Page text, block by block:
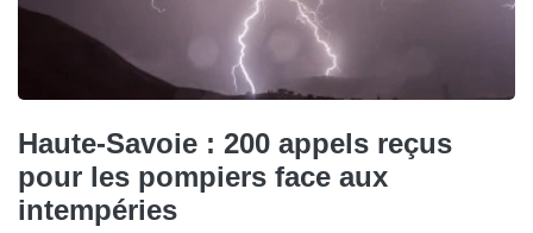
Haute-Savoie : 200 appels reçus
pour les pompiers face aux
intempéries